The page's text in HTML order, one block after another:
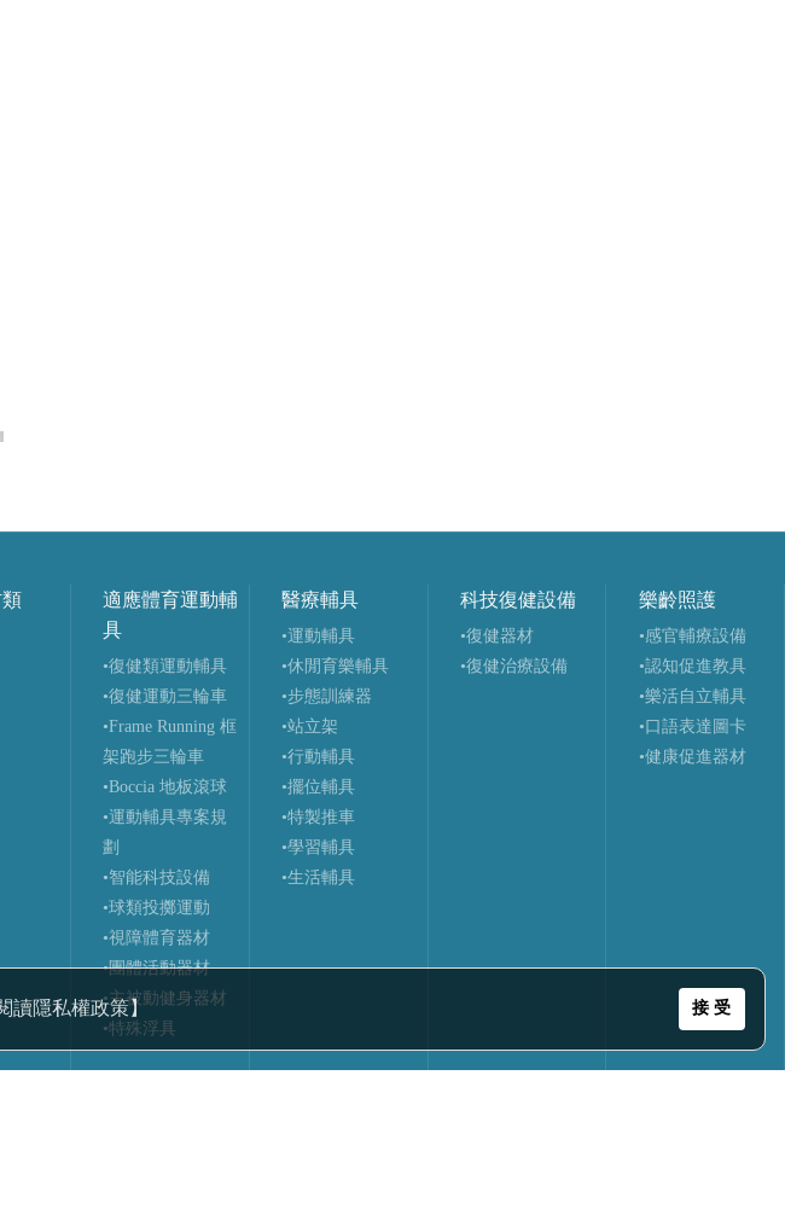
閱讀隱私權政策】 接 受
適應體育運動輔
具
•復健類運動輔具
•復健運動三輪車
•Frame Running 框
架跑步三輪車
•Boccia 地板滾球
•運動輔具專案規
劃
•智能科技設備
•球類投擲運動
•視障體育器材
•團體活動器材
•主被動健身器材
•特殊浮具
醫療輔具
•運動輔具
•休閒育樂輔具
•步態訓練器
•站立架
•行動輔具
•擺位輔具
•特製推車
•學習輔具
•生活輔具
科技復健設備
•復健器材
•復健治療設備
樂齡照護
•感官輔療設備
•認知促進教具
•樂活自立輔具
•口語表達圖卡
•健康促進器材